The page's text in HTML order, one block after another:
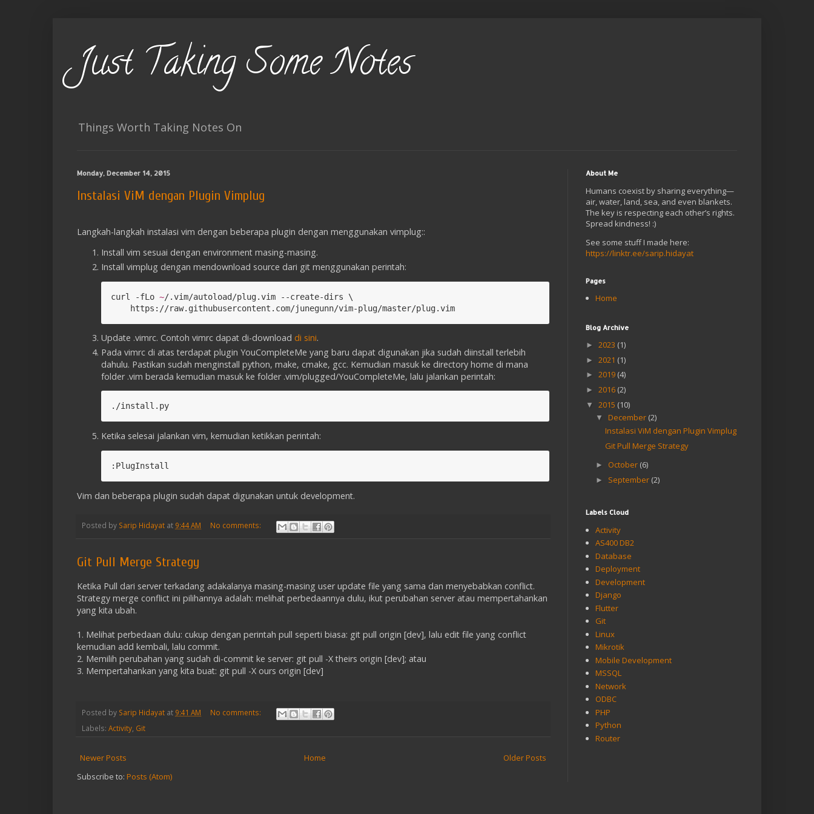
Just Taking Some Notes
Things Worth Taking Notes On
Monday, December 14, 2015
Instalasi ViM dengan Plugin Vimplug
Langkah-langkah instalasi vim dengan beberapa plugin dengan menggunakan vimplug::
Install vim sesuai dengan environment masing-masing.
Install vimplug dengan mendownload source dari git menggunakan perintah:
curl -fLo ~/.vim/autoload/plug.vim --create-dirs \
    https://raw.githubusercontent.com/junegunn/vim-plug/master/plug.vim
Update .vimrc. Contoh vimrc dapat di-download di sini.
Pada vimrc di atas terdapat plugin YouCompleteMe yang baru dapat digunakan jika sudah diinstall terlebih
dahulu. Pastikan sudah menginstall python, make, cmake, gcc. Kemudian masuk ke directory home di mana
folder .vim berada kemudian masuk ke folder .vim/plugged/YouCompleteMe, lalu jalankan perintah:
./install.py
Ketika selesai jalankan vim, kemudian ketikkan perintah:
:PlugInstall
Vim dan beberapa plugin sudah dapat digunakan untuk development.
Posted by Sarip Hidayat at 9:44 AM No comments:
Git Pull Merge Strategy
Ketika Pull dari server terkadang adakalanya masing-masing user update file yang sama dan menyebabkan conflict.
Strategy merge conflict ini pilihannya adalah: melihat perbedaannya dulu, ikut perubahan server atau mempertahankan
yang kita ubah.
1. Melihat perbedaan dulu: cukup dengan perintah pull seperti biasa: git pull origin [dev], lalu edit file yang conflict
kemudian add kembali, lalu commit.
2. Memilih perubahan yang sudah di-commit ke server: git pull -X theirs origin [dev]; atau
3. Mempertahankan yang kita buat: git pull -X ours origin [dev]
Posted by Sarip Hidayat at 9:41 AM
No comments:
Labels: Activity Git
Newer Posts Older Posts
Home
Subscribe to: Posts (Atom)
About Me
Humans coexist by sharing everything—
air, water, land, sea, and even blankets.
The key is respecting each other’s rights.
Spread kindness! :)
See some stuff I made here:
https://linktr.ee/sarip.hidayat
Pages
Home
Blog Archive
► 2023 (1)
► 2021 (1)
► 2019 (4)
► 2016 (2)
▼ 2015 (10)
▼ December (2)
Instalasi ViM dengan Plugin Vimplug
Git Pull Merge Strategy
► October (6)
► September (2)
Labels Cloud
Activity
AS400 DB2
Database
Deployment
Development
Django
Flutter
Git
Linux
Mikrotik
Mobile Development
MSSQL
Network
ODBC
PHP
Python
Router